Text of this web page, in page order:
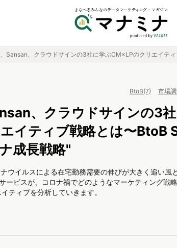
Sansan、クラウドサインの3社に学ぶCM×LPのクリエイテ
BtoB(7) 市場
、クラウドサインの3
イティブ戦略とは〜BtoB
成長戦略"
ウイルスによる在宅勤務需要の伸びが大きく追い風
ービスが、コロナ禍でどのようなマーケティング戦
ティブを分析していきます。